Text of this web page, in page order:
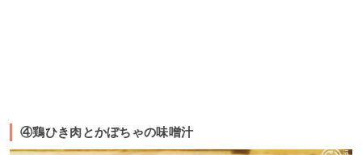
④鶏ひき肉とかぼちゃの味噌汁